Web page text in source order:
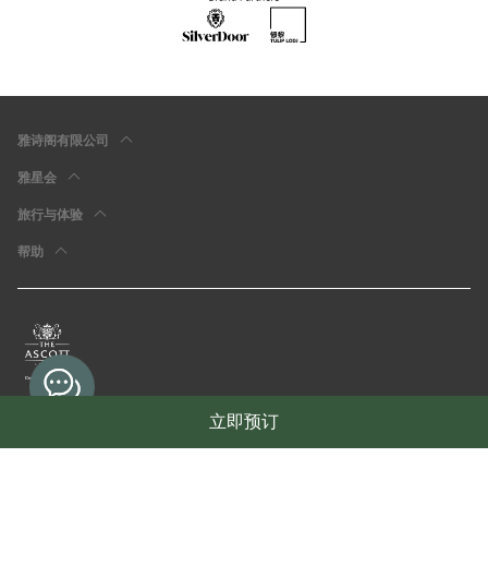
立即预订
雅诗阁有限公司
雅星会
旅行与体验
帮助